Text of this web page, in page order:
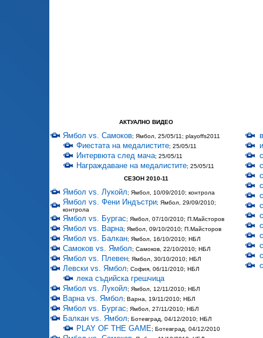
АКТУАЛНО ВИДЕО
Ямбол vs. Самоков; Ямбол, 25/05/11; playoffs2011
Фиестата на медалистите; 25/05/11
Интервюта след мача; 25/05/11
Награждаване на медалистите; 25/05/11
СЕЗОН 2010-11
Ямбол vs. Лукойл; Ямбол, 10/09/2010; контрола
Ямбол vs. Фени Индъстри; Ямбол, 29/09/2010;
контрола
Ямбол vs. Бургас; Ямбол, 07/10/2010; П.Майсторов
Ямбол vs. Варна; Ямбол, 09/10/2010; П.Майсторов
Ямбол vs. Балкан; Ямбол, 16/10/2010; НБЛ
Самоков vs. Ямбол; Самоков, 22/10/2010; НБЛ
Ямбол vs. Плевен; Ямбол, 30/10/2010; НБЛ
Левски vs. Ямбол; София, 06/11/2010; НБЛ
лека съдийска грешчица
Ямбол vs. Лукойл; Ямбол, 12/11/2010; НБЛ
Варна vs. Ямбол; Варна, 19/11/2010; НБЛ
Ямбол vs. Бургас; Ямбол, 27/11/2010; НБЛ
Балкан vs. Ямбол; Ботевград, 04/12/2010; НБЛ
PLAY OF THE GAME; Ботевград, 04/12/2010